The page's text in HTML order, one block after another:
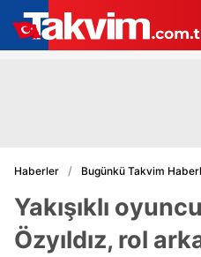
Haberler Bugünkü Takvim
Yakışıklı
Özyıldız, rol